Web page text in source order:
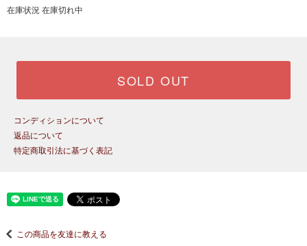
在庫状況 在庫切れ中
SOLD OUT
コンディションについて
返品について
特定商取引法に基づく表記
この商品を友達に教える